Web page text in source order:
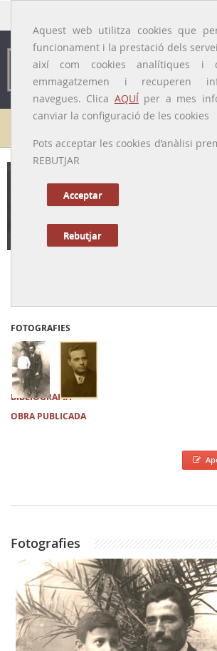
Aquest web utilitza cookies que
funcionament i la prestació dels
així com cookies analítiques i
emmagatzemen i recuperen
navegues. Clica AQUÍper a mes
canviar la configuració de les cookies
Pots acceptar les cookies d’anàlisi
REBUTJAR
Acceptar
Rebutjar
Galeria de metges
[Barcelona, 1907 –
FOTOGRAFIES
BIBLIOGRAFIA
OBRA PUBLICADA
Fotografies